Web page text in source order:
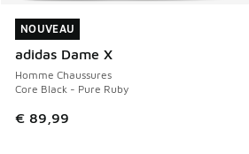
NOUVEAU
adidas Dame X
Homme Chaussures
Core Black - Pure Ruby
€ 89,99
NOUVEAU